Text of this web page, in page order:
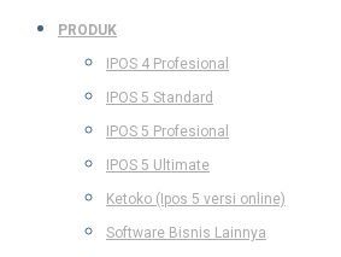
PRODUK
IPOS 4 Profesional
IPOS 5 Standard
IPOS 5 Profesional
IPOS 5 Ultimate
Ketoko (Ipos 5 versi online)
Software Bisnis Lainnya